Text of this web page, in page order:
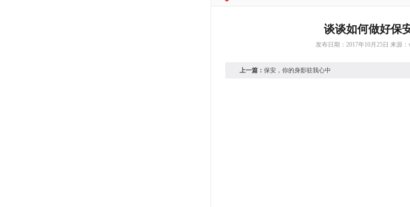
谈谈如何做好保
发布日期：2017年10月25日 来源：
运用思想政治工作教育人和利用规章制度约束
上一篇： 保安，你的身影驻我心中